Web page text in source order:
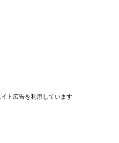
ト広告を利用しています